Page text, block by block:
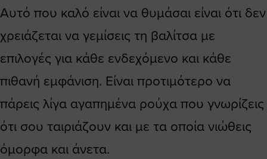
Αυτό που καλό είναι να θυμάσαι είναι ότι δεν
χρειάζεται να γεμίσεις τη βαλίτσα με
επιλογές για κάθε ενδεχόμενο και κάθε
πιθανή εμφάνιση. Είναι προτιμότερο να
πάρεις λίγα αγαπημένα ρούχα που γνωρίζεις
ότι σου ταιριάζουν και με τα οποία νιώθεις
όμορφα και άνετα.